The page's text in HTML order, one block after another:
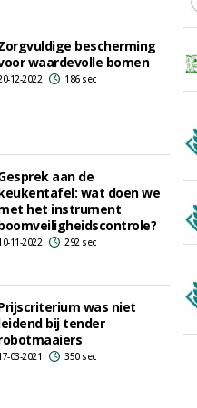
bescherming
waardevolle bomen
12-2022 186 sec
aan de
wat doen we
het instrument
11-2022 292 sec
was niet
bij tender
03-2021 350 sec